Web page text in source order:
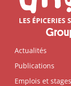
Actualités
Publications
Emplois et stages